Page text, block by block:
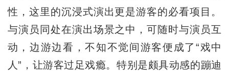
性，这里的沉浸式演出更是游客的必看项目。
与演员同处在演出场景之中，可随时与演员互
动，边游边看，不知不觉间游客便成了“戏中
人”，让游客过足戏瘾。特别是颇具动感的蹦迪